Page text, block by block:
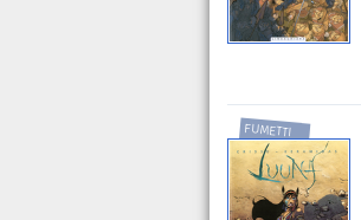
FUMETTI